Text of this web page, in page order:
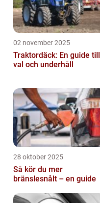
02 november 2025
Traktordäck: En guide till
val och underhåll
28 oktober 2025
Så kör du mer
bränslesnålt – en guide